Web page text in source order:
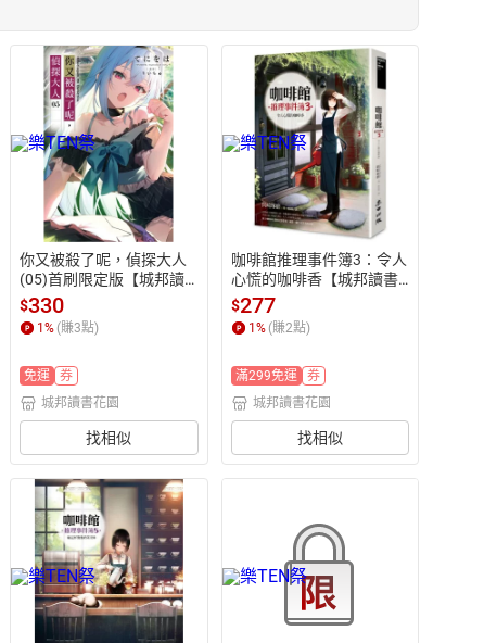
你又被殺了呢，偵探大人
(05)首刷限定版【城邦讀
書花園】
$330
1% (賺3點)
免運
券
城邦讀書花園
找相似
咖啡館推理事件簿3：令人
心慌的咖啡香【城邦讀書
花園】
$277
1% (賺2點)
滿299免運
券
城邦讀書花園
找相似